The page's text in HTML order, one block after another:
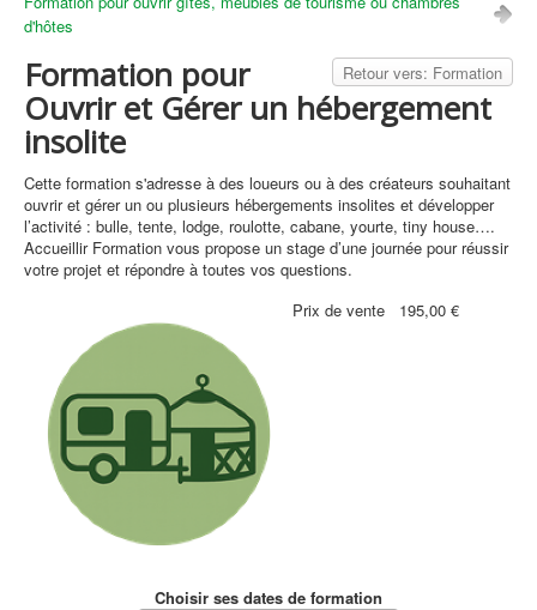
d'hôtes
Retour vers: Formation
Formation pour
Ouvrir et Gérer un hébergement
insolite
Cette formation s'adresse à des loueurs ou à des créateurs souhaitant
ouvrir et gérer un ou plusieurs hébergements insolites et développer
l’activité : bulle, tente, lodge, roulotte, cabane, yourte, tiny house….
Accueillir Formation vous propose un stage d’une journée pour réussir
votre projet et répondre à toutes vos questions.
Prix ​​de vente
195,00 €
Choisir ses dates de formation